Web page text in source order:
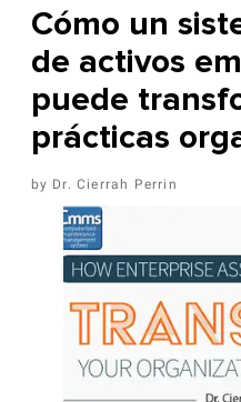
Cómo un
de activos
puede
prácticas
Dr. Cierrah Perrin